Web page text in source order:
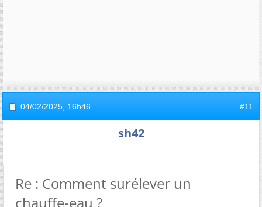
04/02/2025, 16h46 #11
sh42
Re : Comment surélever un
chauffe-eau ?